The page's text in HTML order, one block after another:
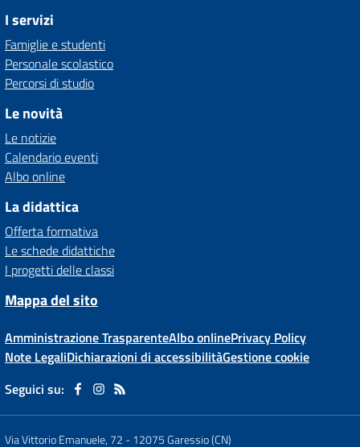
I servizi
Famiglie e studenti
Personale scolastico
Percorsi di studio
Le novità
Le notizie
Calendario eventi
Albo online
La didattica
Offerta formativa
Le schede didattiche
I progetti delle classi
Mappa del sito
Amministrazione TrasparenteAlbo onlinePrivacy Policy
Note LegaliDichiarazioni di accessibilitàGestione cookie
Seguici su:
Via Vittorio Emanuele, 72 -12075 Garessio (CN)